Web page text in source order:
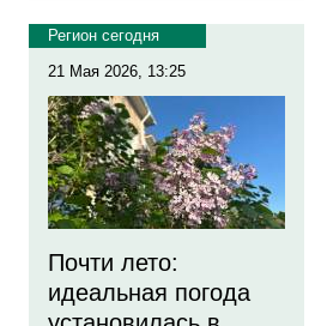
Регион сегодня
21 Мая 2026, 13:25
Почти лето:
идеальная погода